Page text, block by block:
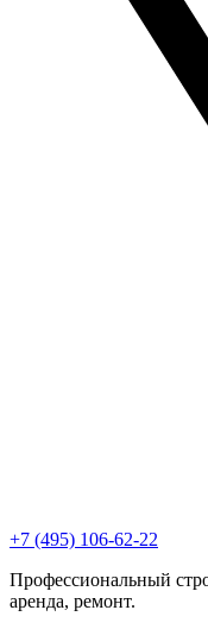
+7 (495) 106-62-22
Профессиональный
аренда, ремонт.